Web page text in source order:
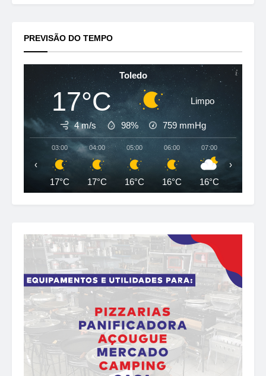
PREVISÃO DO TEMPO
Toledo
17°C Limpo
4 m/s 98% 759 mmHg
03:00
17°C
04:00
17°C
05:00
16°C
06:00
16°C
07:00
16°C
‹ ›